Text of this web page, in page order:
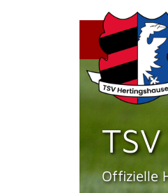
Offizielle